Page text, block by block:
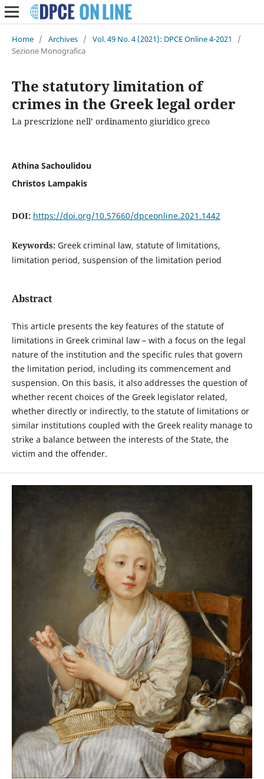
Home / Archives / Vol. 49 No. 4 (2021): DPCE Online 4-2021
/
Sezione Monografica
The statutory limitation of
crimes in the Greek legal order
La prescrizione nell’ ordinamento giuridico greco
Athina Sachoulidou
Christos Lampakis
DOI: https://doi.org/10.57660/dpceonline.2021.1442
Keywords: Greek criminal law, statute of limitations,
limitation period, suspension of the limitation period
Abstract
This article presents the key features of the statute of
limitations in Greek criminal law – with a focus on the legal
nature of the institution and the specific rules that govern
the limitation period, including its commencement and
suspension. On this basis, it also addresses the question of
whether recent choices of the Greek legislator related,
whether directly or indirectly, to the statute of limitations or
similar institutions coupled with the Greek reality manage to
strike a balance between the interests of the State, the
victim and the offender.